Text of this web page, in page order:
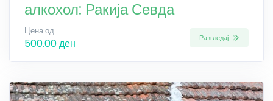
алкохол: Ракија Севда
Цена од
500.00 ден Разгледај